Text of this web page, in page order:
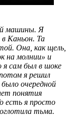
машины. Я
в Каньон. Та
Она, как щель,
на молнии» и
я сам был в шоке
я решил
очередной
понятия
есть я просто
тьма.